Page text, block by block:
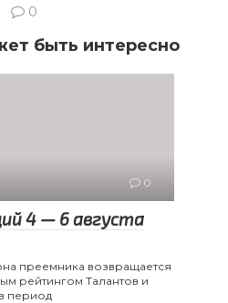
0
быть интересно
0
4 — 6 августа
преемника возвращается
рейтингом Талантов и
период